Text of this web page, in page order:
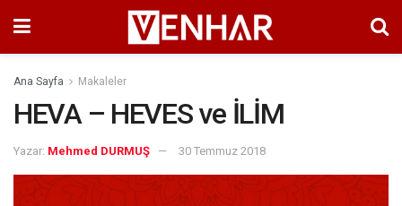
Ana Sayfa Makaleler
HEVA – HEVES ve İLİM
Yazar: Mehmed DURMUŞ 30 Temmuz 2018